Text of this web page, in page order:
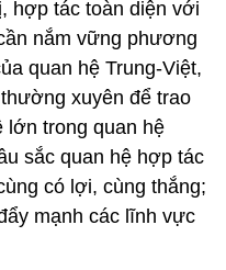
hợp tác toàn diện với
nắm vững phương
quan hệ Trung-Việt,
xuyên để trao
lớn trong quan hệ
sắc quan hệ hợp tác
có lợi, cùng thắng;
mạnh các lĩnh vực